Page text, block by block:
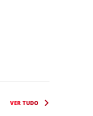
VER TUDO